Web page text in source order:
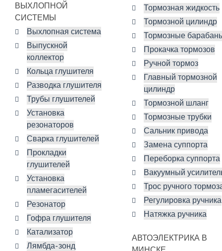
ВЫХЛОПНОЙ
СИСТЕМЫ
Выхлопная система
Выпускной
коллектор
Кольца глушителя
Разводка глушителя
Трубы глушителей
Установка
резонаторов
Сварка глушителей
Прокладки
глушителей
Установка
пламегасителей
Резонатор
Гофра глушителя
Катализатор
Лямбда-зонд
Тормозная жидкость
Тормозной цилиндр
Тормозные
Прокачка тормозов
Ручной тормоз
Главный тормозной
цилиндр
Тормозной шланг
Тормозные трубки
Сальник привода
Замена суппорта
Переборка суппорта
Вакуумный
Трос ручного
Регулировка ручника
Натяжка ручника
АВТОЭЛЕКТРИКА В